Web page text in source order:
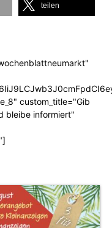
teilen
custom_title="Gib
bleibe informiert"